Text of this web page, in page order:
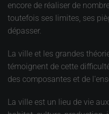
encore de réaliser de
toutefois ses limites, ses
dépasser.
La ville et les grandes
témoignent de cette
des composantes et de
La ville est un lieu de vie